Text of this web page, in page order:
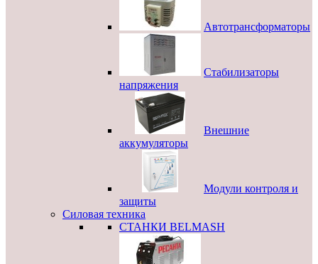
Автотрансформаторы
Стабилизаторы
напряжения
Внешние
аккумуляторы
Модули контроля и
защиты
Силовая техника
СТАНКИ BELMASH